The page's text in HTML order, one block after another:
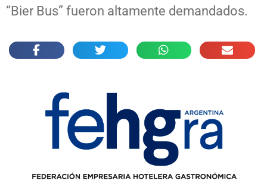
“Bier Bus” fueron altamente demandados.